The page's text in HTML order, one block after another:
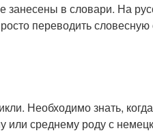
занесены в словари. На
переводить словесную
Необходимо знать, когда
или среднему роду с